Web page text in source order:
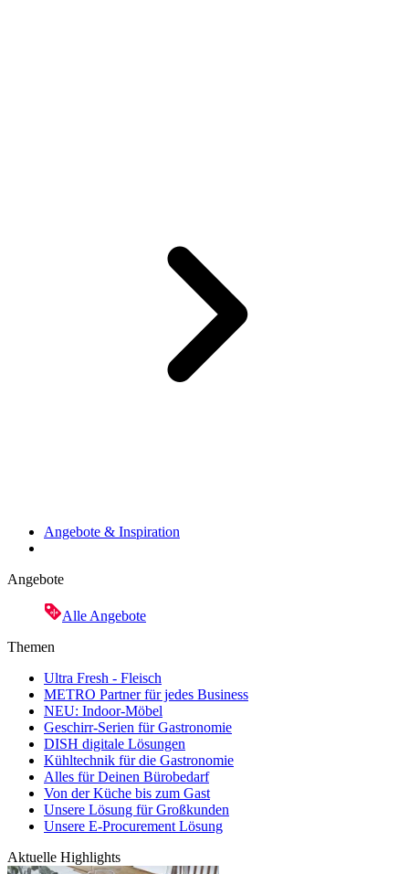
Angebote & Inspiration
Angebote
Alle Angebote
Themen
Ultra Fresh - Fleisch
METRO Partner für jedes Business
NEU: Indoor-Möbel
Geschirr-Serien für Gastronomie
DISH digitale Lösungen
Kühltechnik für die Gastronomie
Alles für Deinen Bürobedarf
Von der Küche bis zum Gast
Unsere Lösung für Großkunden
Unsere E-Procurement Lösung
Aktuelle Highlights